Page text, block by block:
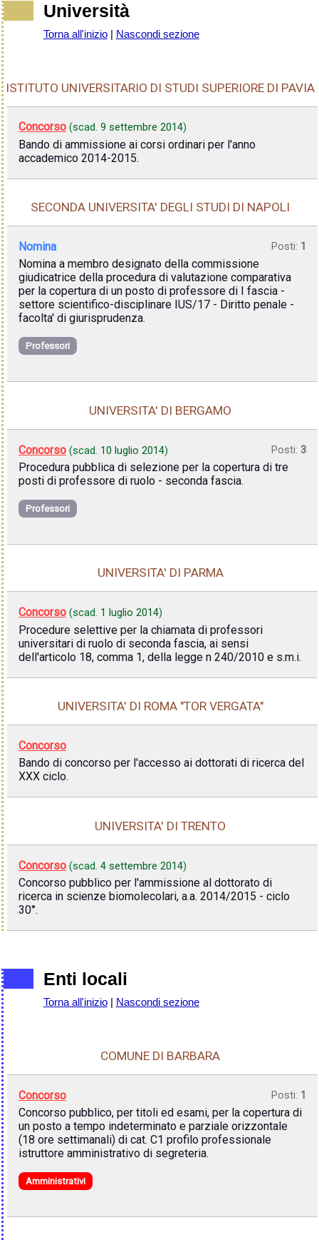
Università
Torna all'inizio| Nascondi sezione
ISTITUTO UNIVERSITARIO DI STUDI SUPERIORE DI PAVIA
Concorso (scad. 9 settembre 2014)
Bando di ammissione ai corsi ordinari per l'anno
accademico 2014-2015.
SECONDA UNIVERSITA' DEGLI STUDI DI NAPOLI
Nomina Posti: 1
Nomina a membro designato della commissione
giudicatrice della procedura di valutazione comparativa
per la copertura di un posto di professore di I fascia -
settore scientifico-disciplinare IUS/17 - Diritto penale -
facolta' di giurisprudenza.
Professori
UNIVERSITA' DI BERGAMO
Concorso (scad. 10 luglio 2014) Posti: 3
Procedura pubblica di selezione per la copertura di tre
posti di professore di ruolo - seconda fascia.
Professori
UNIVERSITA' DI PARMA
Concorso (scad. 1 luglio 2014)
Procedure selettive per la chiamata di professori
universitari di ruolo di seconda fascia, ai sensi
dell'articolo 18, comma 1, della legge n 240/2010 e s.m.i.
UNIVERSITA' DI ROMA "TOR VERGATA"
Concorso
Bando di concorso per l'accesso ai dottorati di ricerca del
XXX ciclo.
UNIVERSITA' DI TRENTO
Concorso (scad. 4 settembre 2014)
Concorso pubblico per l'ammissione al dottorato di
ricerca in scienze biomolecolari, a.a. 2014/2015 - ciclo
30°.
Enti locali
Torna all'inizio| Nascondi sezione
COMUNE DI BARBARA
Concorso Posti: 1
Concorso pubblico, per titoli ed esami, per la copertura di
un posto a tempo indeterminato e parziale orizzontale
(18 ore settimanali) di cat. C1 profilo professionale
istruttore amministrativo di segreteria.
Amministrativi